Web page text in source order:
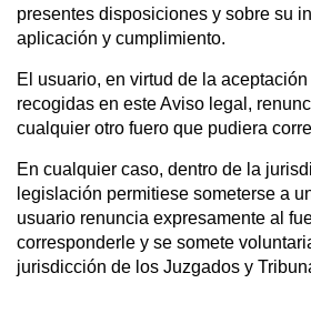
presentes disposiciones y sobre su
aplicación y cumplimiento.
El usuario, en virtud de la
recogidas en este Aviso legal,
cualquier otro fuero que pudiera
En cualquier caso, dentro de la
legislación permitiese someterse a
usuario renuncia expresamente al
corresponderle y se somete
jurisdicción de los Juzgados y